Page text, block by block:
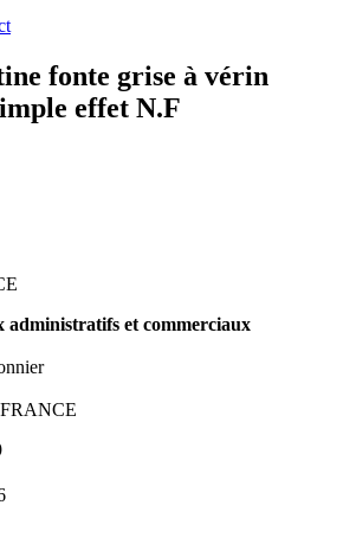
fonte grise à vérin
effet N.F
administratifs et commerciaux